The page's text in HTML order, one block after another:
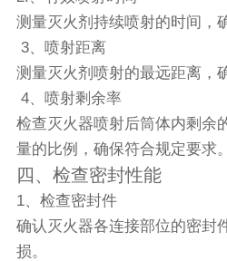
测量灭火剂持续喷射的时间，
3、喷射距离
测量灭火剂喷射的最远距离，
4、喷射剩余率
检查灭火器喷射后筒体内剩余
量的比例，确保符合规定要求。
四、检查密封性能
1、检查密封件
确认灭火器各连接部位的密封
损。